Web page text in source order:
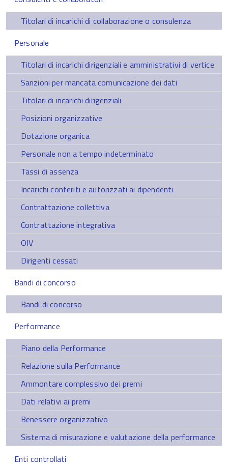
Titolari di incarichi di collaborazione o consulenza
Personale
Titolari di incarichi dirigenziali e amministrativi di vertice
Sanzioni per mancata comunicazione dei dati
Titolari di incarichi dirigenziali
Posizioni organizzative
Dotazione organica
Personale non a tempo indeterminato
Tassi di assenza
Incarichi conferiti e autorizzati ai dipendenti
Contrattazione collettiva
Contrattazione integrativa
OIV
Dirigenti cessati
Bandi di concorso
Bandi di concorso
Performance
Piano della Performance
Relazione sulla Performance
Ammontare complessivo dei premi
Dati relativi ai premi
Benessere organizzativo
Sistema di misurazione e valutazione della performance
Enti controllati